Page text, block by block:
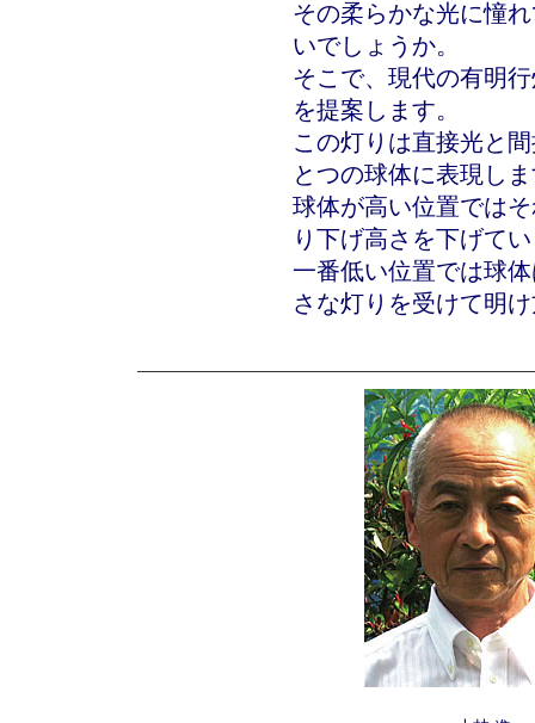
その柔らかな光に憧
いでしょうか。
そこで、現代の有明
を提案します。
この灯りは直接光と
とつの球体に表現し
球体が高い位置では
り下げ高さを下げて
一番低い位置では球
さな灯りを受けて明